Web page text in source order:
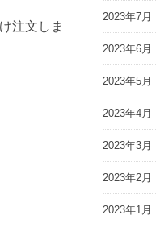
注文しま
2023年7月
2023年6月
2023年5月
2023年4月
2023年3月
2023年2月
2023年1月